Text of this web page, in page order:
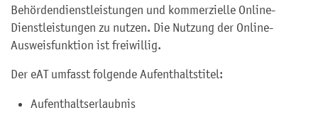
Behördendienstleistungen und kommerzielle Online-
Dienstleistungen zu nutzen. Die Nutzung der Online-
Ausweisfunktion ist freiwillig.
Der eAT umfasst folgende Aufenthaltstitel:
Aufenthaltserlaubnis